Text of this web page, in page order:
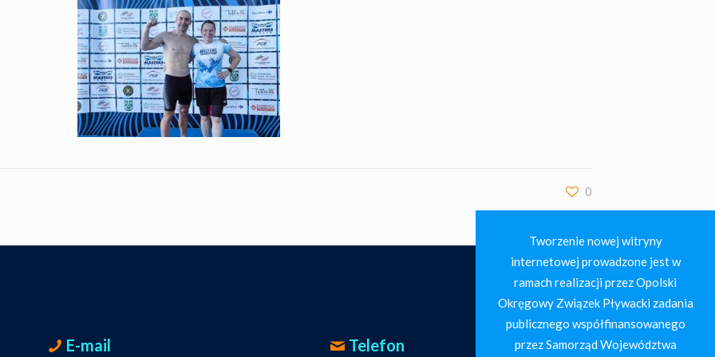
0
E-mail Telefon
Tworzenie nowej witryny
internetowej prowadzone jest w
ramach realizacji przez Opolski
Okręgowy Związek Pływacki zadania
publicznego współfinansowanego
przez Samorząd Województwa